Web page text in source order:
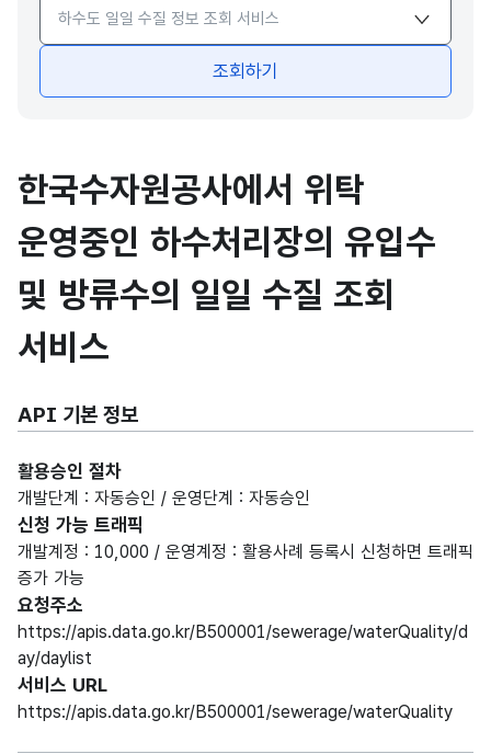
조회하기
한국수자원공사에서 위탁
운영중인 하수처리장의 유입수
및 방류수의 일일 수질 조회
서비스
API 기본 정보
활용승인 절차
개발단계 : 자동승인 / 운영단계 : 자동승인
신청 가능 트래픽
개발계정 : 10,000 / 운영계정 : 활용사례 등록시 신청하면 트래픽
증가 가능
요청주소
https://apis.data.go.kr/B500001/sewerage/waterQuality/d
ay/daylist
서비스 URL
https://apis.data.go.kr/B500001/sewerage/waterQuality